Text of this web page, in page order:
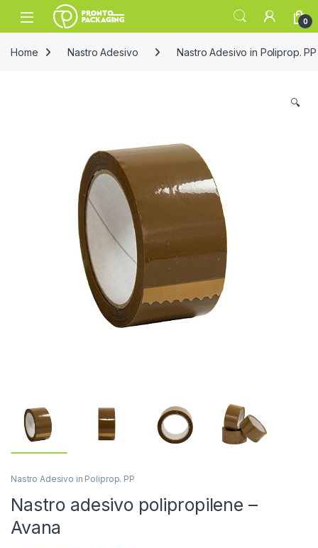
Skip to navigation
Skip to content
Open 0
Home Nastro Adesivo Nastro Adesivo in Poliprop. PP
🔍
Nastro Adesivo in Poliprop. PP
Nastro adesivo polipropilene –
Avana